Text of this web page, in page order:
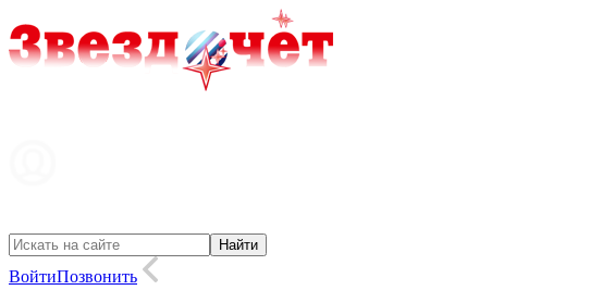
ВойтиПозвонить